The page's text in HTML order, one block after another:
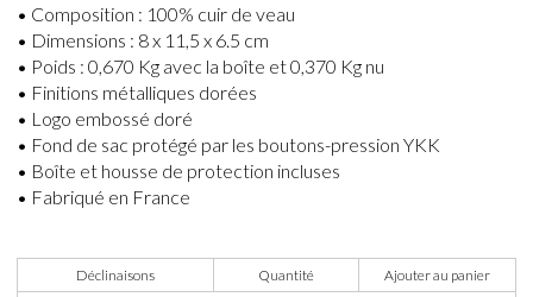
• Composition : 100% cuir de veau
• Dimensions : 8 x 11,5 x 6.5 cm
• Poids : 0,670 Kg avec la boîte et 0,370 Kg nu
• Finitions métalliques dorées
• Logo embossé doré
• Fond de sac protégé par les boutons-pression YKK
• Boîte et housse de protection incluses
• Fabriqué en France
Déclinaisons Quantité
Ajouter au panier